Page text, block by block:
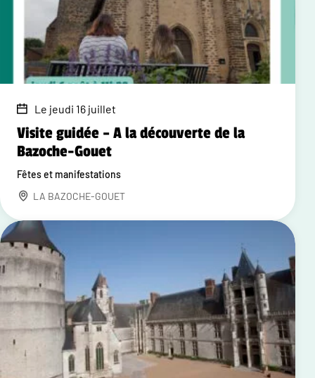
Le jeudi 16 juillet
Visite guidée – A la découverte de la
Bazoche-Gouet
Fêtes et manifestations
LA BAZOCHE-GOUET